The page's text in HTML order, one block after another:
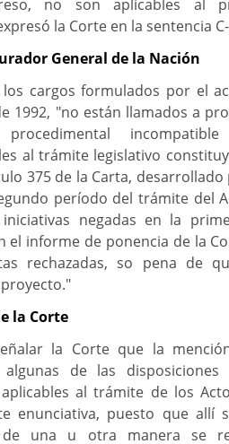
la Corte en la sentencia
General de la Nación
cargos formulados por el
1992, "no están llamados a
al trámite legislativo
375 de la Carta,
período del trámite del
negadas en la
informe de ponencia de la
rechazadas, so pena de
la Corte
la Corte que la
algunas de las
al trámite de los
enunciativa, puesto que allí
una u otra manera se